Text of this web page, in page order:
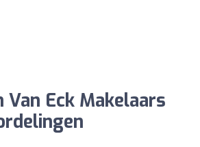
Van Eck Makelaars